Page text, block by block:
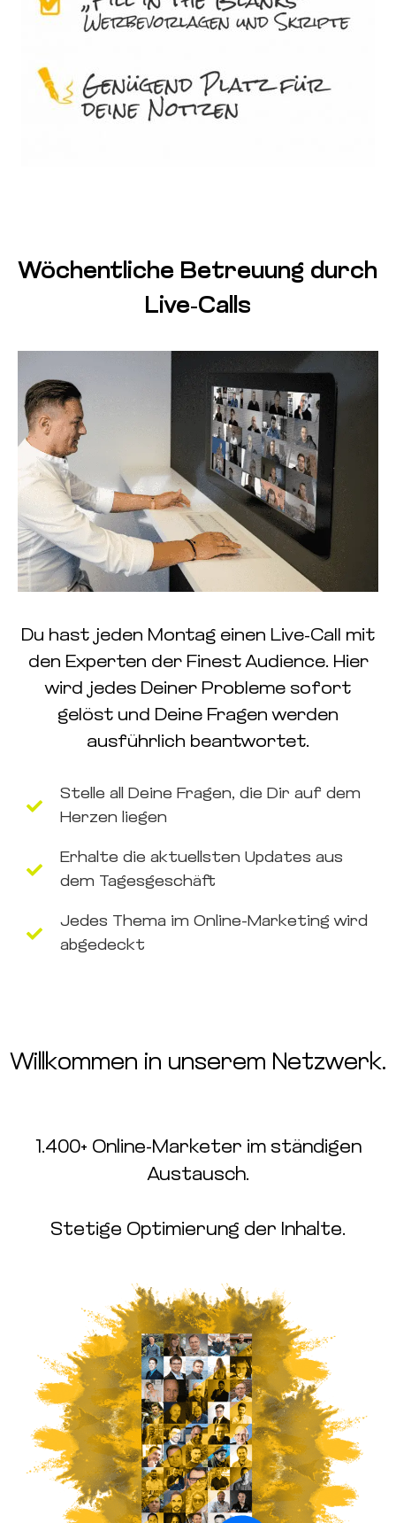
Wöchentliche Betreuung durch
Live-Calls
Du hast jeden Montag einen Live-Call mit
den Experten der Finest Audience. Hier
wird jedes Deiner Probleme sofort
gelöst und Deine Fragen werden
ausführlich beantwortet.
Stelle all Deine Fragen, die Dir auf dem
Herzen liegen
Erhalte die aktuellsten Updates aus
dem Tagesgeschäft
Jedes Thema im Online-Marketing wird
abgedeckt
Willkommen in unserem Netzwerk.
1.400+ Online-Marketer im ständigen
Austausch.
Stetige Optimierung der Inhalte.